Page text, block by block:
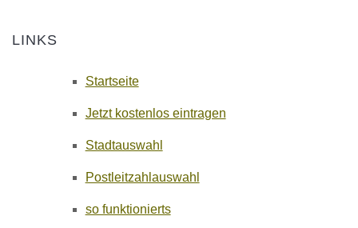
LINKS
Startseite
Jetzt kostenlos eintragen
Stadtauswahl
Postleitzahlauswahl
so funktionierts